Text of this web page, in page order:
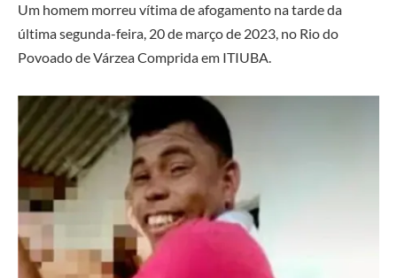
Um homem morreu vítima de afogamento na tarde da
última segunda-feira, 20 de março de 2023, no Rio do
Povoado de Várzea Comprida em ITIUBA.